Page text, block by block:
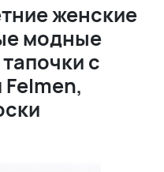
женские
модные
с